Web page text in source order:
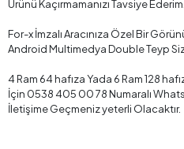
Ürünü Kaçırmamanızı Tavsiye Ederim.
For-x İmzalı Aracınıza Özel Bir
Android Multimedya Double Teyp
4 Ram 64 hafıza Yada 6 Ram 128
İçin 0538 405 00 78 Numaralı
İletişime Geçmeniz yeterli Olacaktır.